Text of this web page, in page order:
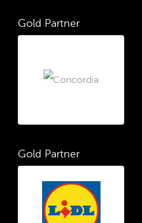
Gold Partner
Gold Partner